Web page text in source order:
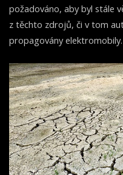
požadováno, aby byl stále
z těchto zdrojů, či v tom
propagovány elektromobily.